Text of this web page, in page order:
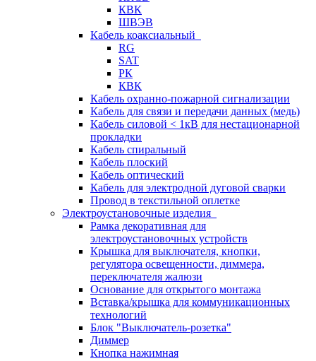
КВК
ШВЭВ
Кабель коаксиальный
RG
SAT
РК
КВК
Кабель охранно-пожарной сигнализации
Кабель для связи и передачи данных (медь)
Кабель силовой < 1кВ для нестационарной
прокладки
Кабель спиральный
Кабель плоский
Кабель оптический
Кабель для электродной дуговой сварки
Провод в текстильной оплетке
Электроустановочные изделия
Рамка декоративная для
электроустановочных устройств
Крышка для выключателя, кнопки,
регулятора освещенности, диммера,
переключателя жалюзи
Основание для открытого монтажа
Вставка/крышка для коммуникационных
технологий
Блок "Выключатель-розетка"
Диммер
Кнопка нажимная